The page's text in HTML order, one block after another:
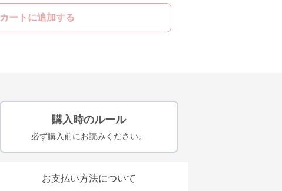
カートに追加する
購入時のルール
必ず購入前にお読みください。
お支払い方法について